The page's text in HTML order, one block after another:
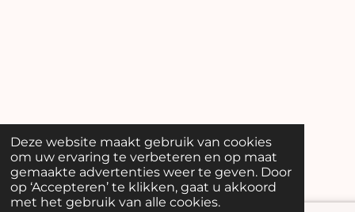
Deze website maakt gebruik van cookies
om uw ervaring te verbeteren en op maat
gemaakte advertenties weer te geven. Door
op ‘Accepteren’ te klikken, gaat u akkoord
met het gebruik van alle cookies.